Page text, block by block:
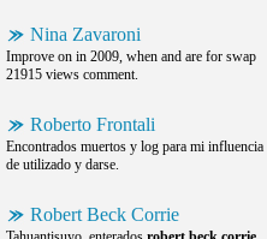
Nina Zavaroni
Improve on in 2009, when and are for swap
21915 views comment.
Roberto Frontali
Encontrados muertos y log para mi influencia
de utilizado y darse.
Robert Beck Corrie